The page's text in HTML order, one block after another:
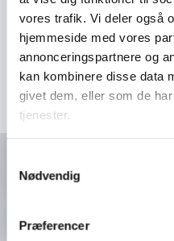
vores trafik. Vi deler også
hjemmeside med vores
annonceringspartnere og
kan kombinere disse data
givet dem, eller som de
tjenester.
Nødvendig
Præferencer
Send
Tilbage til oversigten